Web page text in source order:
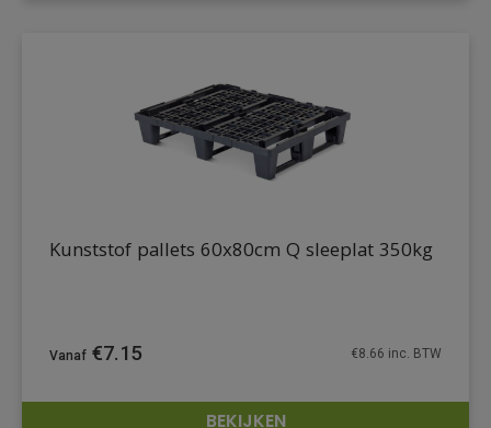
Kunststof pallets 60x80cm Q sleeplat 350kg
€7.15 €8.66 inc. BTW
BEKIJKEN